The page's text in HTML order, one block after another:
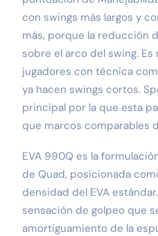
con swings más largos y
más, porque la reducción
sobre el arco del swing.
jugadores con técnica
ya hacen swings cortos.
principal por la que esta
que marcos comparables
EVA 990Q es la
de Quad, posicionada
densidad del EVA
sensación de golpeo que
amortiguamiento de la